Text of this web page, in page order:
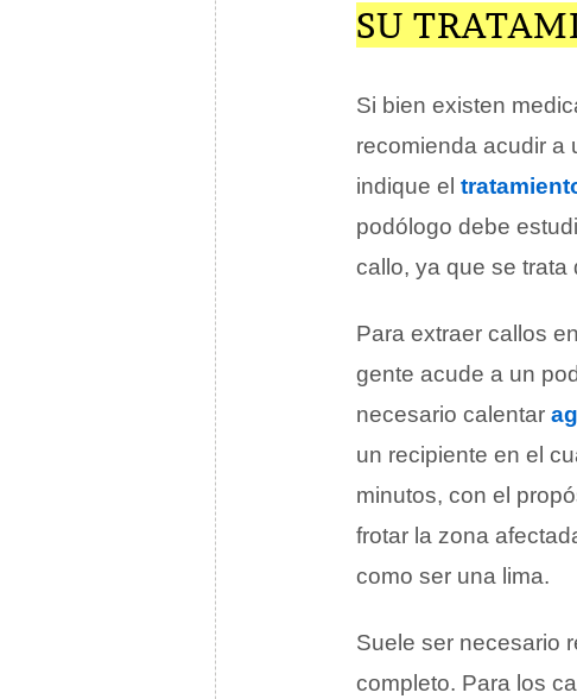
SU
Si bien existen
recomienda acudir a
indique el
podólogo debe
callo, ya que se
Para extraer callos
gente acude a un
necesario calentar
un recipiente en el
minutos, con el
frotar la zona
como ser una lima.
Suele ser necesario
completo. Para los